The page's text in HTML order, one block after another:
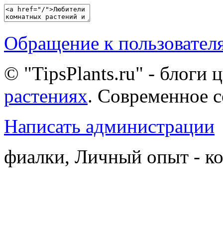
Обращение к
© "TipsPlants.ru" - блоги
растениях. Современное
Написать администрации
фиалки, Личный опыт -